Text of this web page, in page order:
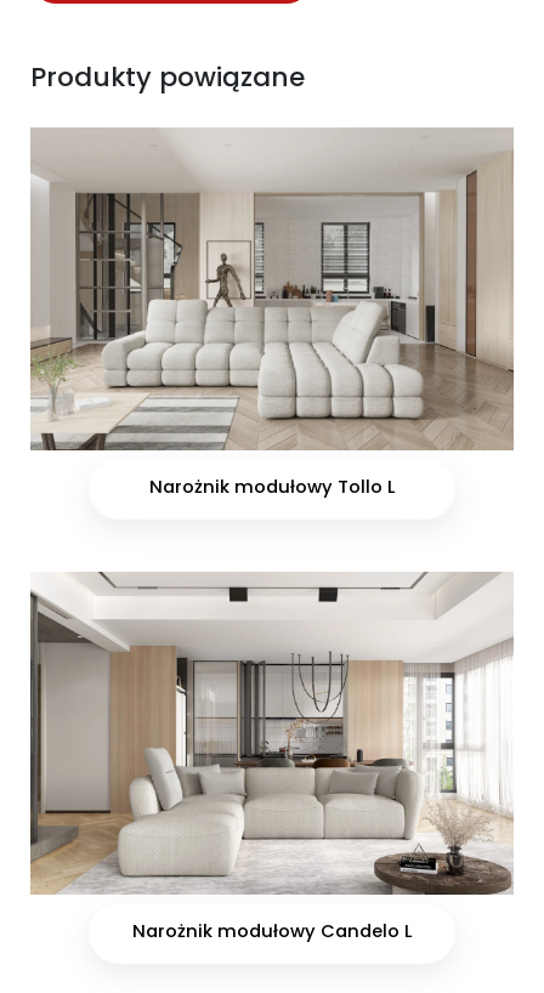
Produkty powiązane
Narożnik modułowy Tollo L
Narożnik modułowy Candelo L